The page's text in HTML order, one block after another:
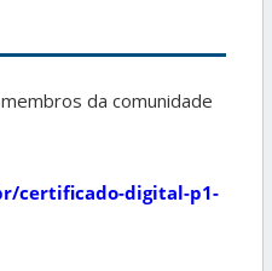
da comunidade
certificado-digital-p1-